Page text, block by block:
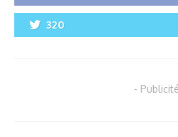
320
-